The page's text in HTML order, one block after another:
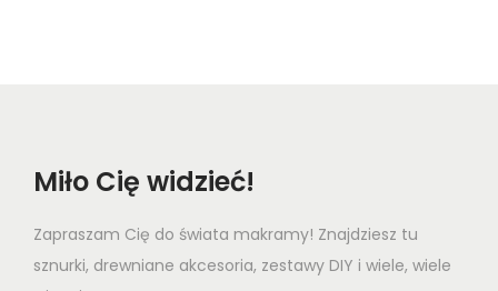
Miło Cię widzieć!
Zapraszam Cię do świata makramy! Znajdziesz tu
sznurki, drewniane akcesoria, zestawy DIY i wiele, wiele